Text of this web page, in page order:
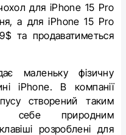
для iPhone 15 Pro
а для iPhone 15 Pro
та продаватиметься
маленьку фізичну
iPhone. В компанії
створений таким
себе природним
розроблені для